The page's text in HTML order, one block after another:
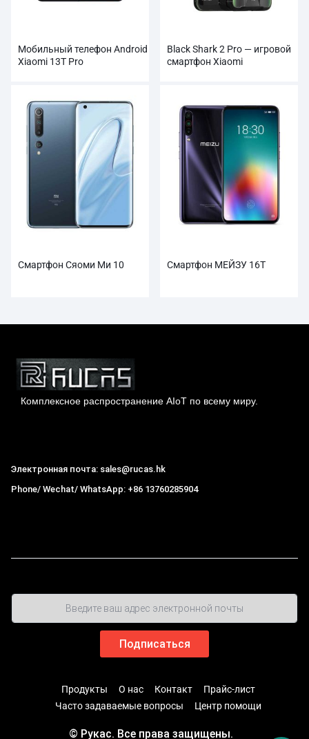
Мобильный телефон Android
Xiaomi 13T Pro
Black Shark 2 Pro — игровой
смартфон Xiaomi
Смартфон Сяоми Ми 10 Смартфон МЕЙЗУ 16Т
Комплексное распространение AIoT по всему миру.
Электронная почта: sales@rucas.hk
Phone/ Wechat/ WhatsApp: +86 13760285904
Продукты О нас Контакт
Прайс-лист
Часто задаваемые вопросы
Центр помощи
© Рукас. Все права защищены.